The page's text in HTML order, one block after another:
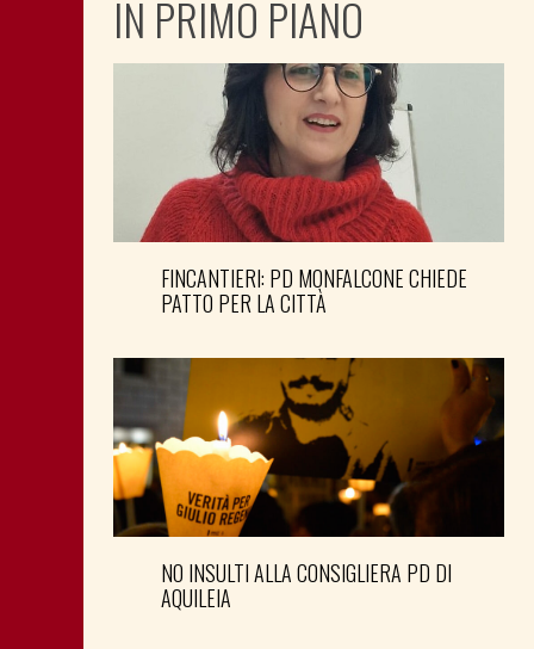
IN PRIMO PIANO
FINCANTIERI: PD MONFALCONE CHIEDE
PATTO PER LA CITTÀ
NO INSULTI ALLA CONSIGLIERA PD DI
AQUILEIA